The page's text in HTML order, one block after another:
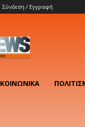
Σύνδεση / Εγγραφή
ΚΟΙΝΩΝΙΚΆ